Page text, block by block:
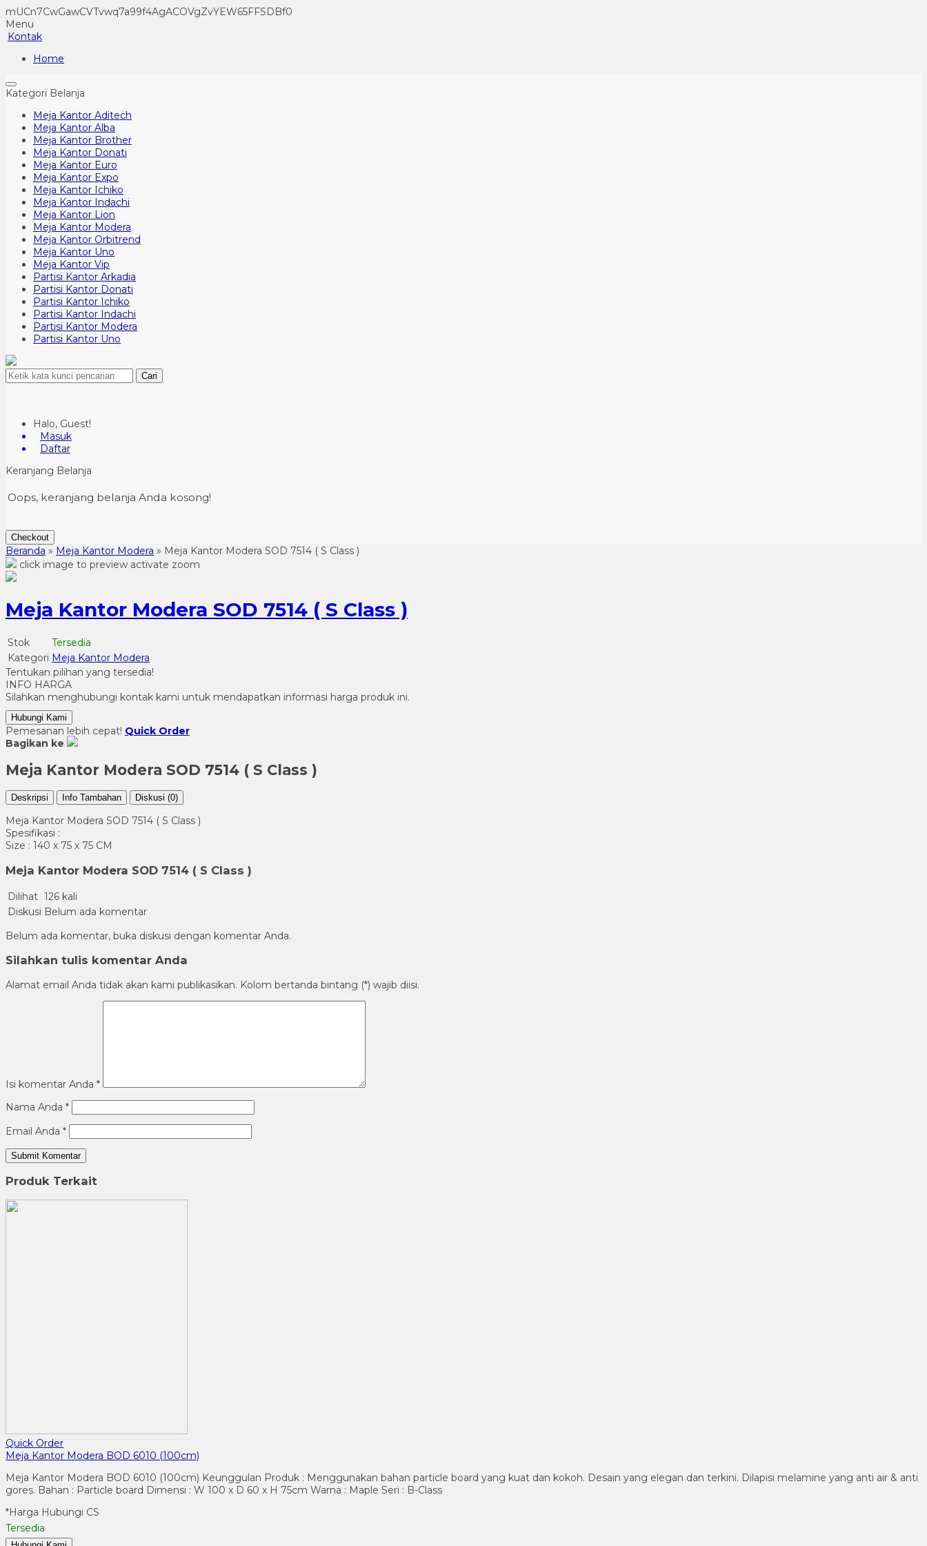
mUCn7CwGawCVTvwq7a99f4AgACOVgZvYEW65FFSDBf0
Menu
Kontak
Home
Kategori Belanja
Meja Kantor Aditech
Meja Kantor Alba
Meja Kantor Brother
Meja Kantor Donati
Meja Kantor Euro
Meja Kantor Expo
Meja Kantor Ichiko
Meja Kantor Indachi
Meja Kantor Lion
Meja Kantor Modera
Meja Kantor Orbitrend
Meja Kantor Uno
Meja Kantor Vip
Partisi Kantor Arkadia
Partisi Kantor Donati
Partisi Kantor Ichiko
Partisi Kantor Indachi
Partisi Kantor Modera
Partisi Kantor Uno
Cari
Halo, Guest!
Masuk
Daftar
Keranjang Belanja
Oops, keranjang belanja Anda kosong!
Checkout
Beranda » Meja Kantor Modera » Meja Kantor Modera SOD 7514 ( S Class )
click image to preview activate zoom
Meja Kantor Modera SOD 7514 ( S Class )
Stok
Tersedia
Kategori Meja Kantor Modera
Tentukan pilihan yang tersedia!
INFO HARGA
Silahkan menghubungi kontak kami untuk mendapatkan informasi harga produk ini.
Hubungi Kami
Pemesanan lebih cepat! Quick Order
Bagikan ke
Meja Kantor Modera SOD 7514 ( S Class )
Deskripsi Info Tambahan Diskusi (0)
Meja Kantor Modera SOD 7514 ( S Class )
Spesifikasi :
Size : 140 x 75 x 75 CM
Meja Kantor Modera SOD 7514 ( S Class )
Dilihat 126 kali
Diskusi Belum ada komentar
Belum ada komentar, buka diskusi dengan komentar Anda.
Silahkan tulis komentar Anda
Alamat email Anda tidak akan kami publikasikan. Kolom bertanda bintang (*) wajib diisi.
Isi komentar Anda *
Nama Anda *
Email Anda *
Produk Terkait
Quick Order
Meja Kantor Modera BOD 6010 (100cm)
Meja Kantor Modera BOD 6010 (100cm) Keunggulan Produk : Menggunakan bahan particle board yang kuat dan kokoh. Desain yang elegan dan terkini. Dilapisi melamine yang anti air & anti
gores. Bahan : Particle board Dimensi : W 100 x D 60 x H 75cm Warna : Maple Seri : B-Class
*Harga Hubungi CS
Tersedia